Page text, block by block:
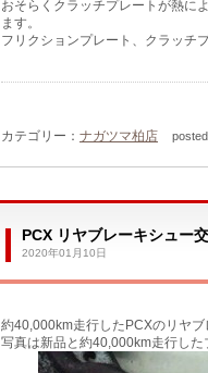
おそらくクラッチプレートが熱に
ます。
フリクションプレート、クラッチ
カテゴリー： ナガツマ柏店
PCX リヤブレーキシュー
2020年01月10日
約40,000km走行したPCXのリヤブ
写真は新品と約40,000km走行した